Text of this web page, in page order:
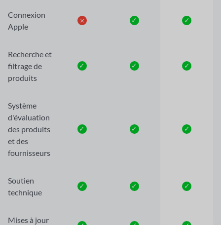
Connexion
Apple
𐄂 ✓ ✓
Recherche et
filtrage de
produits
✓ ✓ ✓
Système
d'évaluation
des produits
et des
fournisseurs
✓ ✓ ✓
Soutien
technique
✓ ✓ ✓
Mises à jour